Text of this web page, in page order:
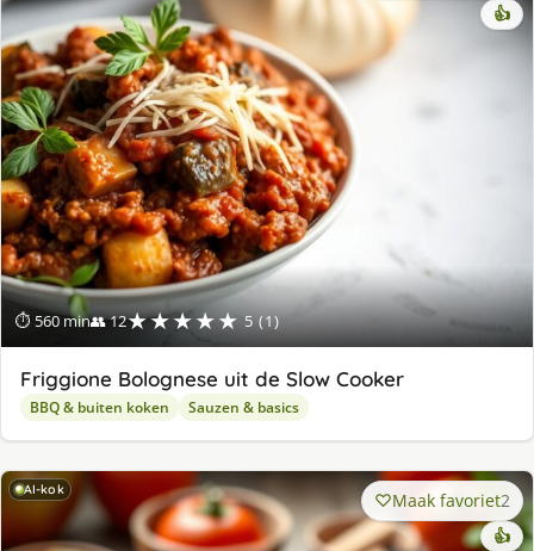
⏱ 560 min👥 12★★★★★ 5 (1)
👍
Friggione Bolognese uit de Slow Cooker
BBQ & buiten koken Sauzen & basics
AI-kok Maak favoriet2
👍